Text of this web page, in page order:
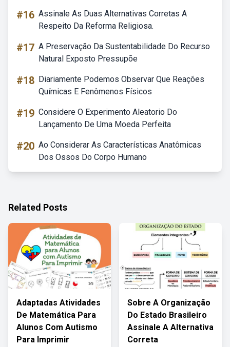
#16 Assinale As Duas Alternativas Corretas A
Respeito Da Reforma Religiosa.
#17 A Preservação Da Sustentabilidade Do Recurso
Natural Exposto Pressupõe
#18 Diariamente Podemos Observar Que Reações
Químicas E Fenômenos Físicos
#19 Considere O Experimento Aleatorio Do
Lançamento De Uma Moeda Perfeita
#20 Ao Considerar As Características Anatômicas
Dos Ossos Do Corpo Humano
Related Posts
Adaptadas Atividades
De Matemática Para
Alunos Com Autismo
Para Imprimir
Sobre A Organização
Do Estado Brasileiro
Assinale A Alternativa
Correta